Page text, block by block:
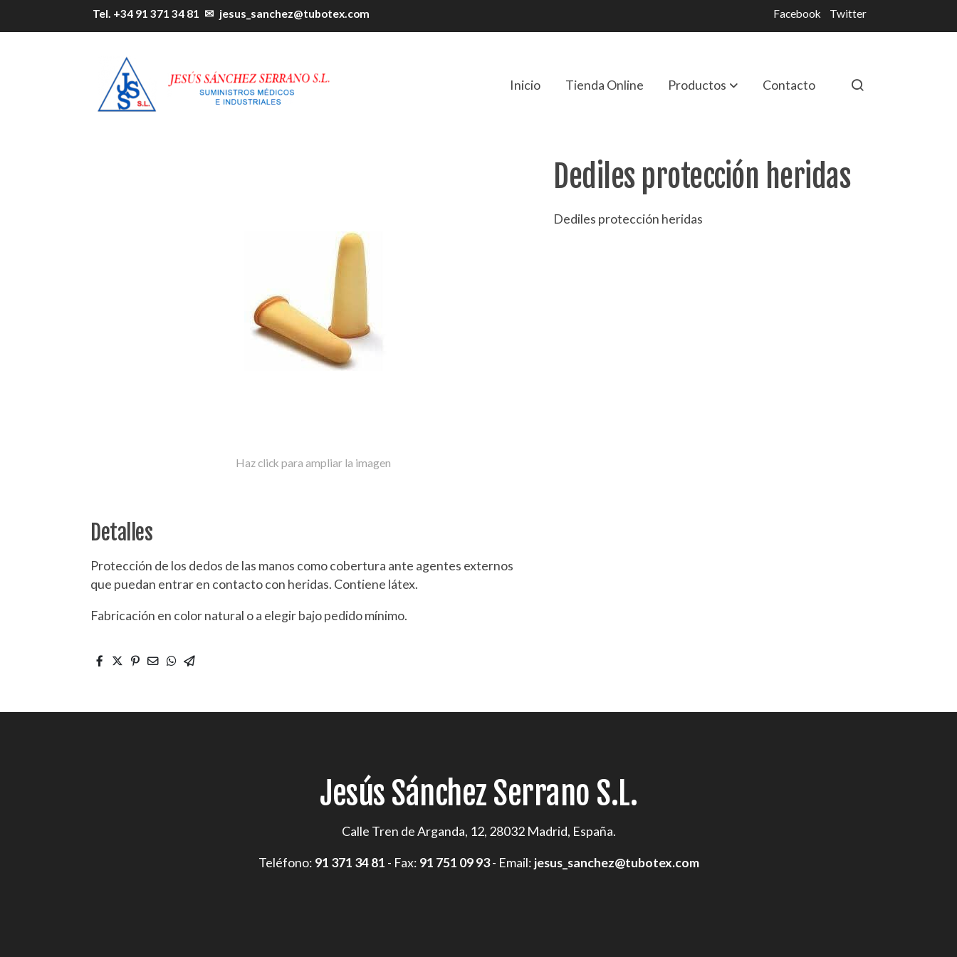
Tel. +34 91 371 34 81 ✉ jesus_sanchez@tubotex.com Facebook Twitter
Inicio Tienda Online Productos
Contacto
Dediles protección heridas
Haz click para ampliar la imagen
Detalles
Protección de los dedos de las manos como cobertura ante agentes externos
que puedan entrar en contacto con heridas. Contiene látex.
Fabricación en color natural o a elegir bajo pedido mínimo.
Dediles protección heridas
Dediles protección heridas
Jesús Sánchez Serrano S.L.
Calle Tren de Arganda, 12, 28032 Madrid, España.
Teléfono: 91 371 34 81 - Fax: 91 751 09 93- Email: jesus_sanchez@tubotex.com